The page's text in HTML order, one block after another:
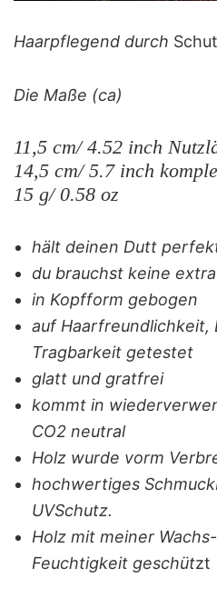
Haarpflegend durch
Die Maße (ca)
11,5 cm/ 4.52 inch
14,5 cm/ 5.7 inch
15 g/ 0.58 oz
hält deinen Dutt
du brauchst keine
in Kopfform gebogen
auf Haarfreundlichkeit,
Tragbarkeit getestet
glatt und gratfrei
kommt in
CO2 neutral
Holz wurde vorm
hochwertiges
UVSchutz.
Holz mit meiner
Feuchtigkeit geschützt